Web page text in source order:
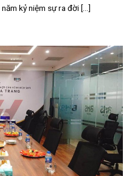
kỷ niệm sự ra đời [...]